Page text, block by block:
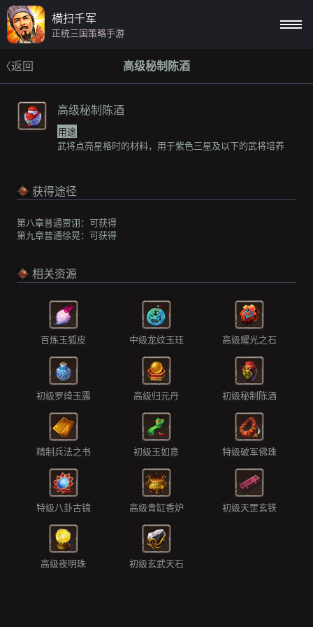
横扫千军
正统三国策略手游
〈返回 高级秘制陈酒
高级秘制陈酒
用途
武将点亮星格时的材料，用于紫色三星及以下的武将培养
获得途径
第八章普通贾诩： 可获得
第九章普通徐晃： 可获得
相关资源
百炼玉狐皮 中级龙纹玉珏 高级耀光之石
初级罗绮玉露 高级归元丹 初级秘制陈酒
精制兵法之书 初级玉如意 特级破军佛珠
特级八卦古镜 高级青缸香炉 初级天罡玄铁
高级夜明珠 初级玄武天石